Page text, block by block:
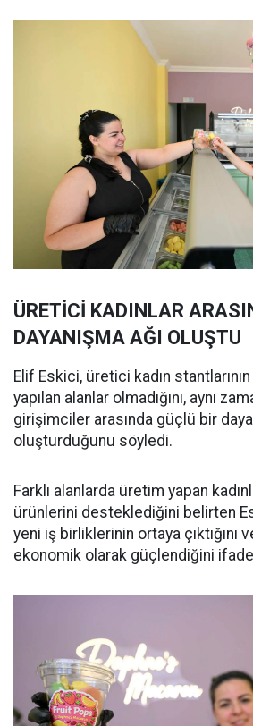
ÜRETİCİ KADINLAR
DAYANIŞMA AĞI OLUŞTU
Elif Eskici, üretici kadın
yapılan alanlar olmadığını, aynı
girişimciler arasında güçlü bir
oluşturduğunu söyledi.
Farklı alanlarda üretim yapan
ürünlerini desteklediğini belirten
yeni iş birliklerinin ortaya çıktığını
ekonomik olarak güçlendiğini